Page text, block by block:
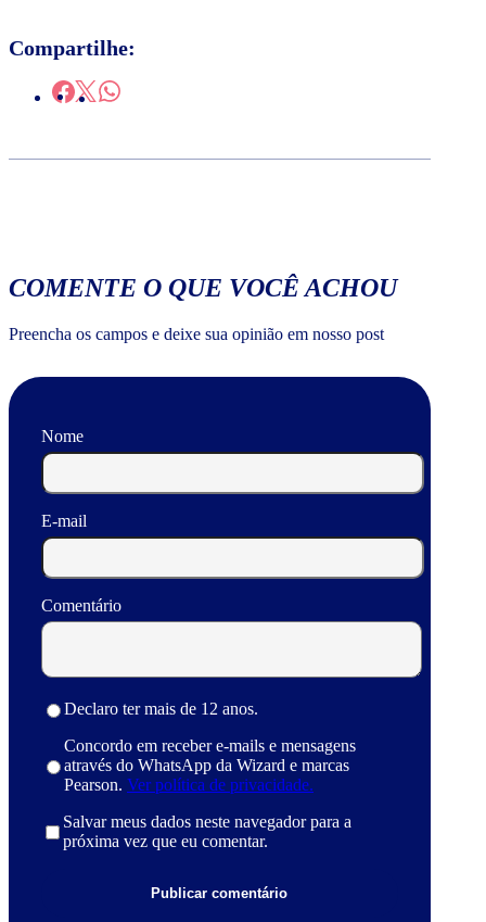
Compartilhe:
COMENTE O QUE VOCÊ ACHOU
Preencha os campos e deixe sua opinião em nosso post
Nome
E-mail
Comentário
Declaro ter mais de 12 anos.
Concordo em receber e-mails e mensagens
através do WhatsApp da Wizard e marcas
Pearson. Ver política de privacidade.
Salvar meus dados neste navegador para a
próxima vez que eu comentar.